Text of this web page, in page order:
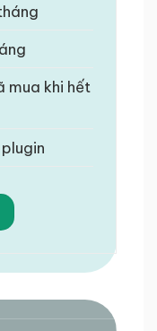
mua khi hết